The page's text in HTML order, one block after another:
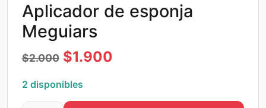
Aplicador de esponja
Meguiars
$2.000 El
precio
original
$1.900
actual
2 disponibles